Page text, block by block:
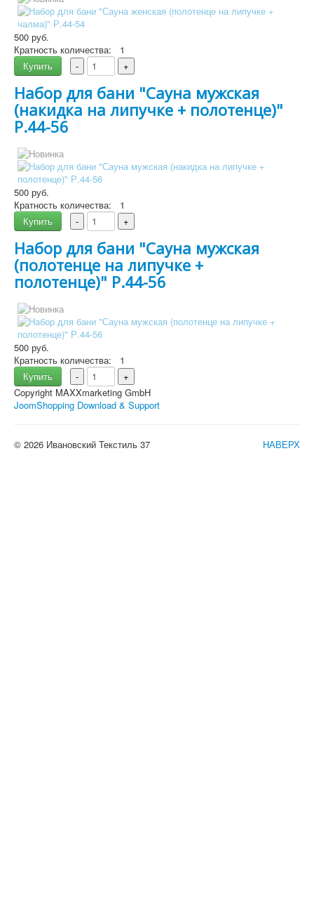
500 руб.
Кратность количества:
1
Купить
- +
Набор для бани "Сауна мужская
(накидка на липучке + полотенце)"
Р.44-56
Подробнее
500 руб.
Кратность количества:
1
Купить
- +
Набор для бани "Сауна мужская
(полотенце на липучке +
полотенце)" Р.44-56
Подробнее
500 руб.
Кратность количества:
1
Купить
-
+
Copyright MAXXmarketing GmbH
JoomShopping Download & Support
НАВЕРХ
© 2026 Ивановский Текстиль 37